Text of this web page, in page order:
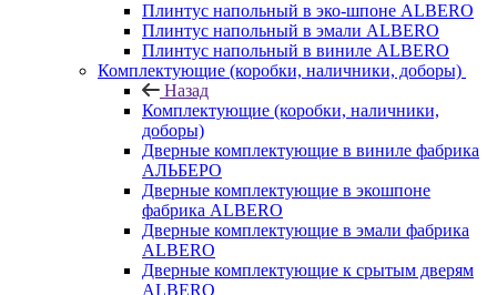
Плинтус напольный в эко-шпоне ALBERO
Плинтус напольный в эмали ALBERO
Плинтус напольный в виниле ALBERO
Комплектующие (коробки, наличники, доборы)
Назад
Комплектующие (коробки, наличники,
доборы)
Дверные комплектующие в виниле фабрика
АЛЬБЕРО
Дверные комплектующие в экошпоне
фабрика ALBERO
Дверные комплектующие в эмали фабрика
ALBERO
Дверные комплектующие к срытым дверям
ALBERO